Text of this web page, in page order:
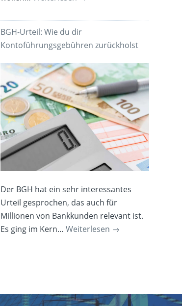
BGH-Urteil: Wie du dir
Kontoführungsgebühren zurückholst
Der BGH hat ein sehr interessantes
Urteil gesprochen, das auch für
Millionen von Bankkunden relevant ist.
Es ging im Kern…Weiterlesen →